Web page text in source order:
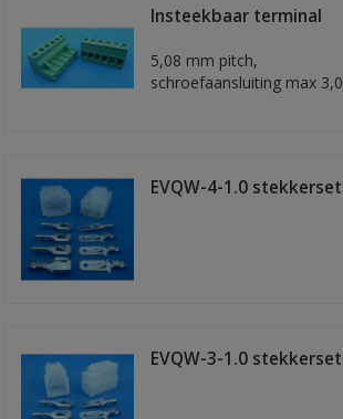
Insteekbaar terminal
5,08 mm pitch,
schroefaansluiting max 3,0
EVQW-4-1.0 stekkerset
EVQW-3-1.0 stekkerset